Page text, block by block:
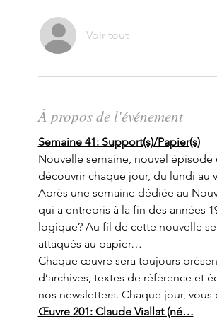
Voir tout
À propos de l'événement
Semaine 41: Support(s)/Papier(s)
Nouvelle semaine, nouvel épisode
découvrir chaque jour, du lundi au
Après une semaine dédiée au
qui a entrepris à la fin des années
logique? Au fil de cette nouvelle
attaqués au papier…
Chaque œuvre sera toujours
d’archives, textes de référence et
nos newsletters. Chaque jour, vous
Œuvre 201: Claude Viallat (né…